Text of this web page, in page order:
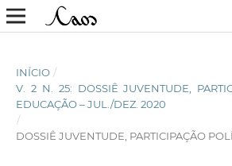
INÍCIO /
V. 2 N. 25: DOSSIÊ JUVENTUDE,
EDUCAÇÃO – JUL./DEZ. 2020
/
DOSSIÊ JUVENTUDE, PARTICIPAÇÃO